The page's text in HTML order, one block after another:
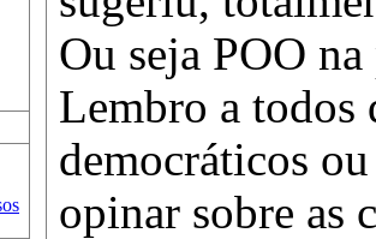
Ou seja POO
Lembro a todos
democráticos
opinar sobre as